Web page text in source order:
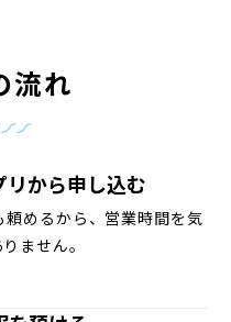
流れ
リから申し込む
頼めるから、営業時間を気
ません。